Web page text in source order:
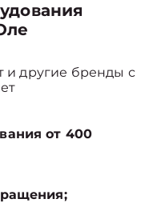
и другие бренды с
от 400